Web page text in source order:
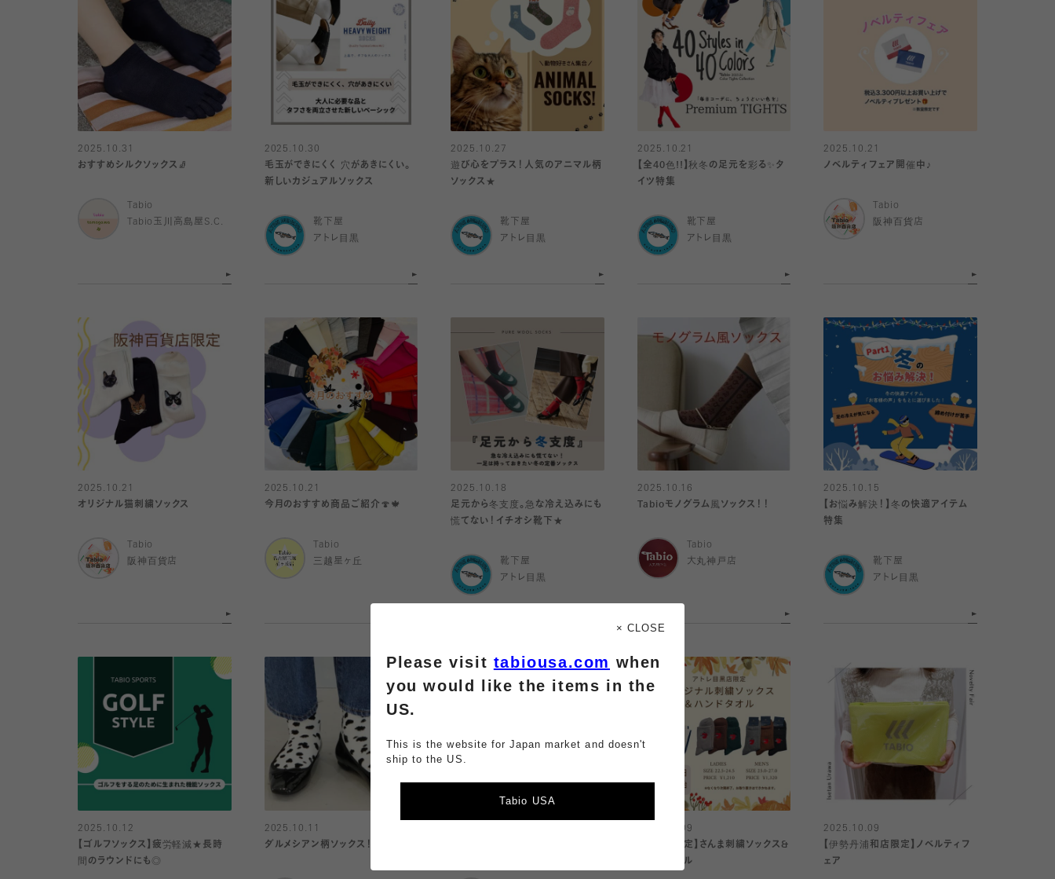
2025.10.31
おすすめシルクソックス🧦
Tabio
Tabio玉川高島屋S.C.
2025.10.30
毛玉ができにくく 穴があきにくい。
新しいカジュアルソックス
靴下屋
アトレ目黒
2025.10.27
遊び心をプラス！人気のアニマル柄
ソックス★
靴下屋
アトレ目黒
2025.10.21
【全40色!!】秋冬の足元を彩る✨タ
イツ特集
靴下屋
アトレ目黒
2025.10.21
ノベルティフェア開催中♪
Tabio
阪神百貨店
2025.10.21
オリジナル猫刺繍ソックス
Tabio
阪神百貨店
2025.10.21
今月のおすすめ商品ご紹介🍄🍁
Tabio
三越星ヶ丘
2025.10.18
足元から冬支度。急な冷え込みにも
慌てない！イチオシ靴下★
靴下屋
アトレ目黒
2025.10.16
Tabioモノグラム風ソックス！！
Tabio
大丸神戸店
2025.10.15
【お悩み解決！】冬の快適アイテム
特集
靴下屋
アトレ目黒
2025.10.12
【ゴルフソックス】疲労軽減★長時
間のラウンドにも◎
2025.10.11
ダルメシアン柄ソックス！入荷！
2025.10.09
【目黒店限定】さんま刺繍ソックス&
ハンドタオル
2025.10.09
【伊勢丹浦和店限定】ノベルティフ
ェア
× CLOSE
Please visit tabiousa.com when
you would like the items in the
US.
This is the website for Japan market and doesn't
ship to the US.
Tabio USA